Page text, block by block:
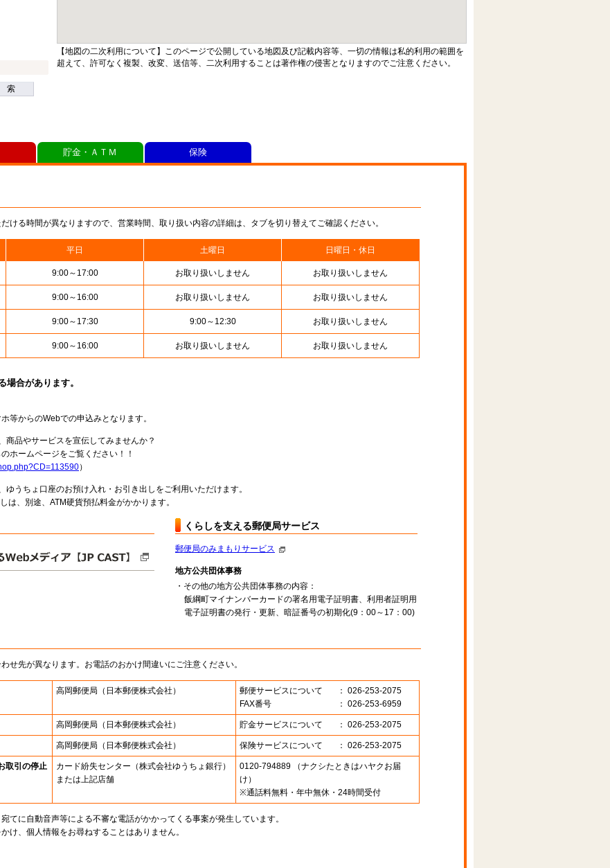
索
【地図の二次利用について】このページで公開している地図及び記載内容等、一切の情報は私的利用の範囲を
超えて、許可なく複製、改変、送信等、二次利用することは著作権の侵害となりますのでご注意ください。
ける時間が異なりますので、営業時間、取り扱い内容の詳細は、タブを切り替えてご確認ください。
平日 土曜日 日曜日・休日
9:00～17:00 お取り扱いしません お取り扱いしません
9:00～16:00 お取り扱いしません お取り扱いしません
9:00～17:30 9:00～12:30 お取り扱いしません
9:00～16:00 お取り扱いしません お取り扱いしません
合があります。
等からのWebでの申込みとなります。
商品やサービスを宣伝してみませんか？
ホームページをご覧ください！！
）
ゆうちょ口座のお預け入れ・お引き出しをご利用いただけます。
、別途、ATM硬貨預払料金がかかります。
くらしを支える郵便局サービス
郵便局のみまもりサービス
地方公共団体事務
・その他の地方公共団体事務の内容：
飯綱町マイナンバーカードの署名用電子証明書、利用者証明用
電子証明書の発行・更新、暗証番号の初期化(9：00～17：00)
せ先が異なります。お電話のおかけ間違いにご注意ください。
高岡郵便局 （日本郵便株式会社） 郵便サービスについて
： 026-253-2075
FAX番号
： 026-253-6959
高岡郵便局 （日本郵便株式会社） 貯金サービスについて ： 026-253-2075
高岡郵便局 （日本郵便株式会社） 保険サービスについて ： 026-253-2075
取引の停止 カード紛失センター （株式会社ゆうちょ銀行）
または上記店舗
0120-794889 （ナクシたときはハヤクお届
け）
※通話料無料・年中無休・24時間受付
てに自動音声等による不審な電話がかかってくる事案が発生しています。
け、個人情報をお尋ねすることはありません。
貯金・ＡＴＭ 保険